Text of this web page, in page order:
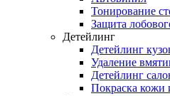
Тонирование
Защита
Детейлинг
Детейлинг
Удаление
Детейлинг
Покраска кожи